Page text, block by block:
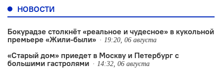
НОВОСТИ
Бокурадзе столкнëт «реальное и чудесное» в кукольной
премьере «Жили-были»
19:20, 06 августа
«Старый дом» приедет в Москву и Петербург с
большими гастролями
14:32, 06 августа